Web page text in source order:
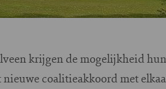
krijgen de mogelijkheid
coalitieakkoord met